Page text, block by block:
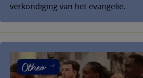
verkondiging van het evangelie.